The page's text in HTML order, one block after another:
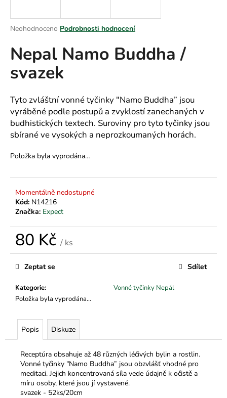
Průměrné
produktu
je
z
hvězdiček.
Neohodnoceno Podrobnosti hodnocení
Nepal Namo Buddha /
svazek
Tyto zvláštní vonné tyčinky "Namo Buddha” jsou
vyráběné podle postupů a zvyklostí zanechaných v
budhistických textech. Suroviny pro tyto tyčinky jsou
sbírané ve vysokých a neprozkoumaných horách.
Položka byla vyprodána…
Momentálně nedostupné
Kód: N14216
Značka: Expect
80 Kč / ks
Měrná
cena:
Kategorie:
Vonné tyčinky Nepál
Položka byla vyprodána…
Zeptat se Sdílet
Popis Diskuze
Receptúra obsahuje až 48 různých léčivých bylin a rostlin.
Vonné tyčinky "Namo Buddha” jsou obzvlášť vhodné pro
meditaci. Jejich koncentrovaná síla vede údajně k očistě a
míru osoby, které jsou jí vystavené.
svazek - 52ks/20cm
j
t
?
HLEDAT
D
o
u
č
u
j
m